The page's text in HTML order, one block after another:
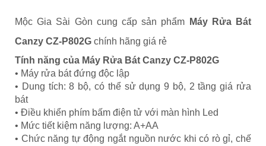
Mộc Gia Sài Gòn cung cấp sản phẩm
Máy Rửa Bát
Canzy CZ-P802G chính hãng giá rẻ
Tính năng của Máy Rửa Bát Canzy CZ-P802G
• Máy rửa bát đứng độc lập
• Dung tích: 8 bộ, có thể sử dụng 9 bộ, 2 tầng giá rửa
bát
• Điều khiển phím bấm điện tử với màn hình Led
• Mức tiết kiệm năng lượng: A+AA
• Chức năng tự động ngắt nguồn nước khi có rò gỉ, chế